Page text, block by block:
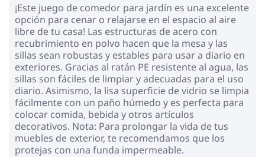
¡Este juego de comedor para jardín es una excelente
opción para cenar o relajarse en el espacio al aire
libre de tu casa! Las estructuras de acero con
recubrimiento en polvo hacen que la mesa y las
sillas sean robustas y estables para usar a diario en
exteriores. Gracias al ratán PE resistente al agua, las
sillas son fáciles de limpiar y adecuadas para el uso
diario. Asimismo, la lisa superficie de vidrio se limpia
fácilmente con un paño húmedo y es perfecta para
colocar comida, bebida y otros artículos
decorativos. Nota: Para prolongar la vida de tus
muebles de exterior, te recomendamos que los
protejas con una funda impermeable.